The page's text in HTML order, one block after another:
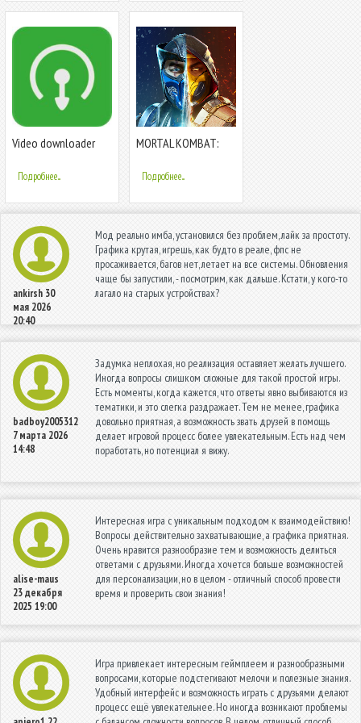
Video downloader
Подробнее...
MORTAL KOMBAT:
Подробнее...
ankirsh 30
мая 2026
20:40
Мод реально имба, установился без проблем, лайк за простоту.
Графика крутая, игрешь, как будто в реале, фпс не
просаживается, багов нет, летает на все системы. Обновления
чаще бы запустили, - посмотрим, как дальше. Кстати, у кого-то
лагало на старых устройствах?
badboy2005312
7 марта 2026
14:48
Задумка неплохая, но реализация оставляет желать лучшего.
Иногда вопросы слишком сложные для такой простой игры.
Есть моменты, когда кажется, что ответы явно выбиваются из
тематики, и это слегка раздражает. Тем не менее, графика
довольно приятная, а возможность звать друзей в помощь
делает игровой процесс более увлекательным. Есть над чем
поработать, но потенциал я вижу.
alise-maus
23 декабря
2025 19:00
Интересная игра с уникальным подходом к взаимодействию!
Вопросы действительно захватывающие, а графика приятная.
Очень нравится разнообразие тем и возможность делиться
ответами с друзьями. Иногда хочется больше возможностей
для персонализации, но в целом - отличный способ провести
время и проверить свои знания!
Игра привлекает интересным геймплеем и разнообразными
вопросами, которые подстегивают мелочи и полезные знания.
Удобный интерфейс и возможность играть с друзьями делают
процесс ещё увлекательнее. Но иногда возникают проблемы